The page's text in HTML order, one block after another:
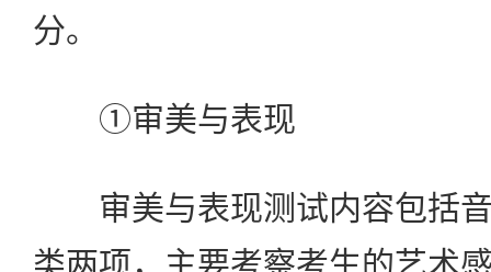
分。
①审美与表现
审美与表现测试内容包括音
类两项，主要考察考生的艺术